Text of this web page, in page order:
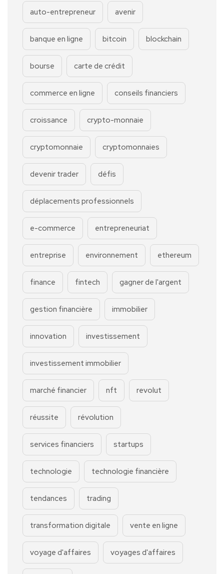
auto-entrepreneur avenir
banque en ligne bitcoin blockchain
bourse carte de crédit
commerce en ligne conseils financiers
croissance crypto-monnaie
cryptomonnaie cryptomonnaies
devenir trader défis
déplacements professionnels
e-commerce entrepreneuriat
entreprise environnement ethereum
finance fintech gagner de l'argent
gestion financière immobilier
innovation investissement
investissement immobilier
marché financier nft revolut
réussite révolution
services financiers startups
technologie technologie financière
tendances trading
transformation digitale vente en ligne
voyage d'affaires voyages d'affaires